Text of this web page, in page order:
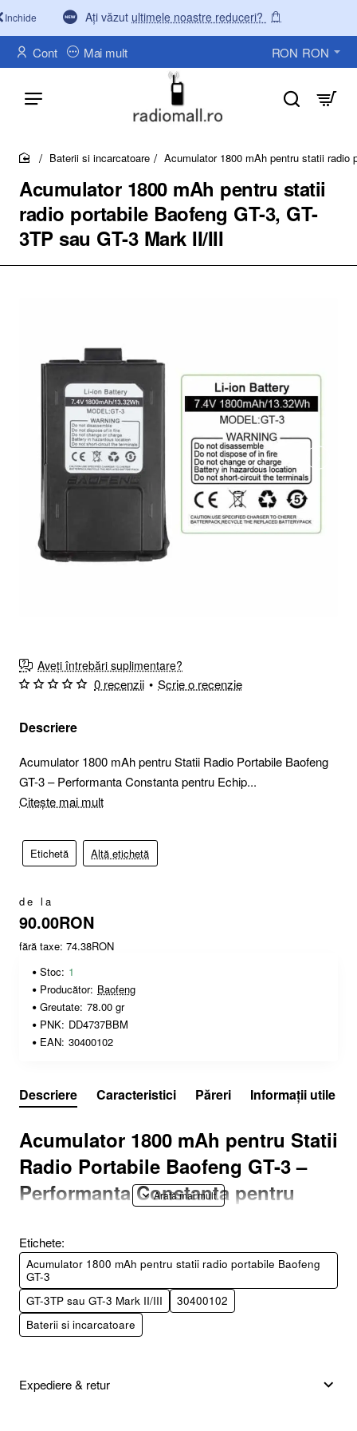
Ați văzut ultimele noastre reduceri?
Inchide
Cont Mai mult RON RON
Acumulator 1800 mAh pentru statii
radio portabile Baofeng GT-3, GT-
3TP sau GT-3 Mark II/III
home
Baterii si incarcatoare Acumulator 1800 mAh pentru statii radio
Aveți întrebări suplimentare?
Descriere
Acumulator 1800 mAh pentru Statii Radio Portabile Baofeng
GT-3 – Performanta Constanta pentru Echip...
Citește mai mult
Etichetă Altă etichetă
0 recenzii • Scrie o recenzie
de la
90.00RON
fără taxe: 74.38RON
Stoc: 1
Producător: Baofeng
Greutate: 78.00 gr
PNK: DD4737BBM
EAN: 30400102
Descriere Caracteristici Păreri Informații utile
Acumulator 1800 mAh pentru Statii
Radio Portabile Baofeng GT-3 –
Performanta Constanta pentru
Mentine-ti statia radio Baofeng GT-3 gata de actiune cu acest
acumulator de
autonomie fiabila si performanta optima. Indiferent daca
utilizezi un model GT-3, GT-3TP sau GT-3 Mark II/III
acumulator este compatibil si va asigura ca nu vei ramane
niciodata fara energie in momentele critice.
Etichete:
Acumulator 1800 mAh pentru statii radio portabile Baofeng
GT-3
GT-3TP sau GT-3 Mark II/III
30400102
Baterii si incarcatoare
Expediere & retur